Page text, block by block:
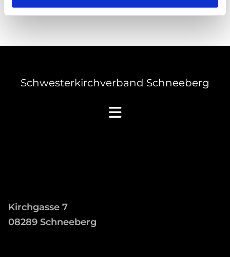
Schwesterkirchverband Schneeberg
Kirchgasse 7
08289 Schneeberg